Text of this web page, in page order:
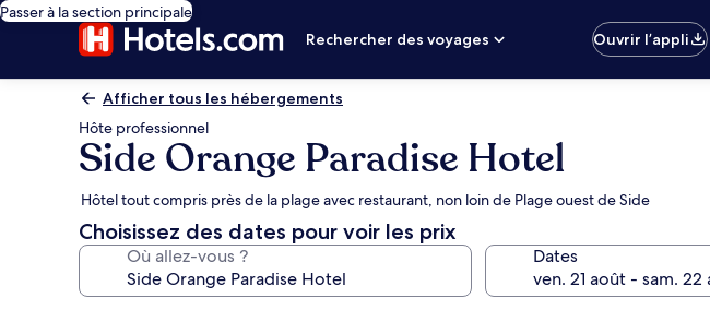
Passer à la section principale
Rechercher des voyages
Ouvrir l’appli
Afficher tous les hébergements
Hôte professionnel
Side Orange Paradise Hotel
Hôtel tout compris près de la plage avec restaurant, non loin de Plage ouest de Side
Choisissez des dates pour voir les prix
Où allez-vous ? Dates